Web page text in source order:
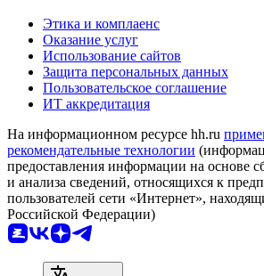
Этика и комплаенс
Оказание услуг
Использование сайтов
Защита персональных данных
Пользовательское соглашение
ИТ аккредитация
На информационном ресурсе hh.ru
рекомендательные технологии
предоставления информации на основе
и анализа сведений, относящихся к
пользователей сети «Интернет»,
Российской Федерации)